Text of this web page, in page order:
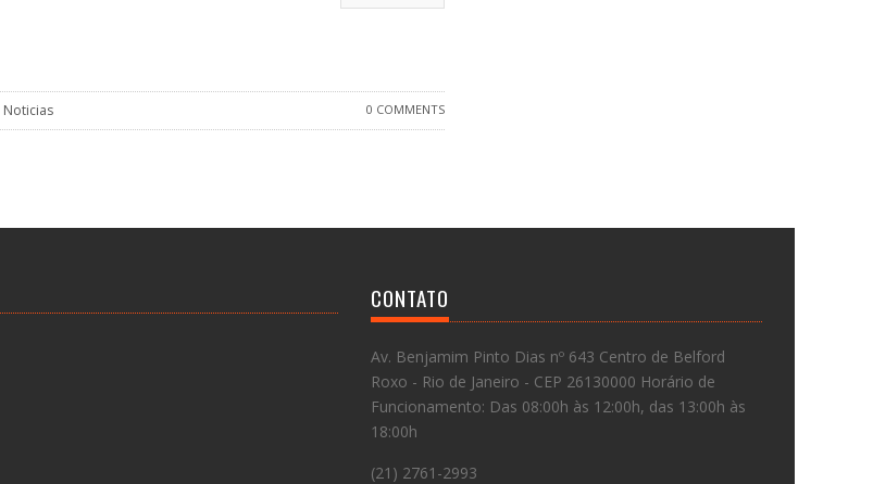
0 COMMENTS
Noticias
CONTATO
Av. Benjamim Pinto Dias nº 643 Centro de Belford
Roxo - Rio de Janeiro - CEP 26130000 Horário de
Funcionamento: Das 08:00h às 12:00h, das 13:00h às
18:00h
(21) 2761-2993